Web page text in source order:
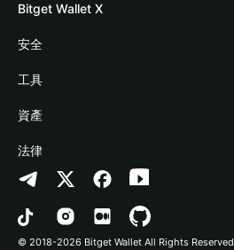
部落格
學院
加密資訊
幫助中心
‌聯繫我們
品牌資源
工作機會
Crypto Card
Stablecoin Earn
Payfi Crypto
Crypto Swap API
Altcoin Season Index
Prediction Markets
DApp
Bitget Wallet X
開發者文件
連接錢包
Bitget Wallet Pay
合作上架
安全
風險保障基金
安全防護技術
工具
快捷買幣
授權檢測
合約檢測
批次轉帳
資產
Arbitrum
Avalanche
Bitcoin
法律
隱私協議
用戶使用協議
© 2018-2026 Bitget Wallet All Rights Reserved